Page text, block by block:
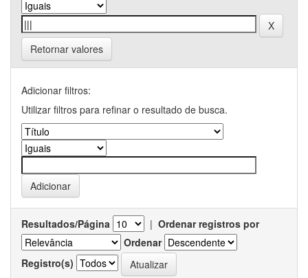
Retornar valores
Adicionar filtros:
Utilizar filtros para refinar o resultado de busca.
Resultados/Página | Ordenar registros por
Ordenar
Registro(s)